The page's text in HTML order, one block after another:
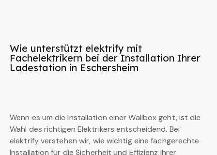
Wie unterstützt elektrify mit
Fachelektrikern bei der Installation Ihrer
Ladestation in Eschersheim
Wenn es um die Installation einer Wallbox geht, ist die
Wahl des richtigen Elektrikers entscheidend. Bei
elektrify verstehen wir, wie wichtig eine fachgerechte
Installation für die Sicherheit und Effizienz Ihrer